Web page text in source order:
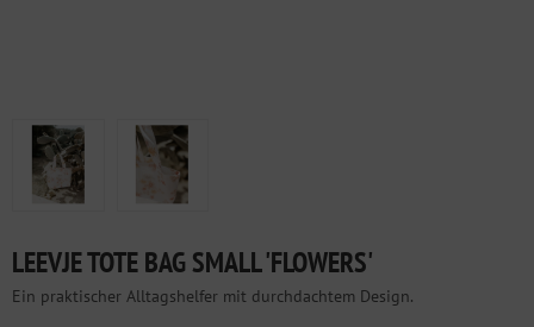
LEEVJE TOTE BAG SMALL 'FLOWERS'
Ein praktischer Alltagshelfer mit durchdachtem Design.